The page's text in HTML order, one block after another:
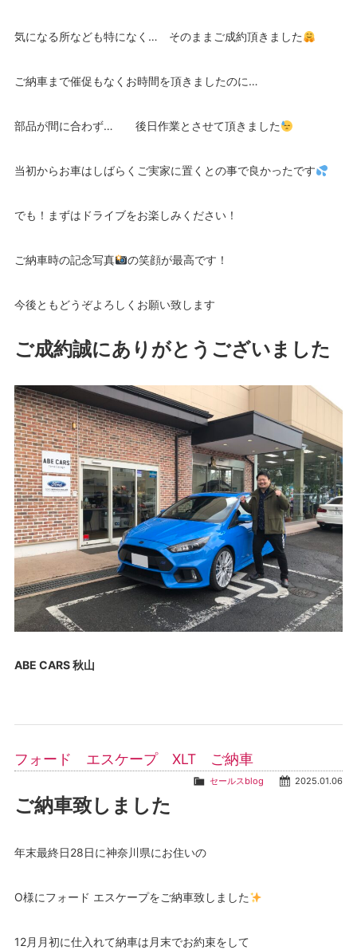
気になる所なども特になく… そのままご成約頂きました
ご納車まで催促もなくお時間を頂きましたのに…
部品が間に合わず… 後日作業とさせて頂きました
当初からお車はしばらくご実家に置くとの事で良かったです
でも！まずはドライブをお楽しみください！
ご納車時の記念写真 の笑顔が最高です！
今後ともどうぞよろしくお願い致します
ご成約誠にありがとうございました
ABE CARS 秋山
フォード エスケープ XLT ご納車
2025.01.06
セールスblog
ご納車致しました
年末最終日28日に神奈川県にお住いの
O様にフォード エスケープをご納車致しました
12月月初に仕入れて納車は月末でお約束をして